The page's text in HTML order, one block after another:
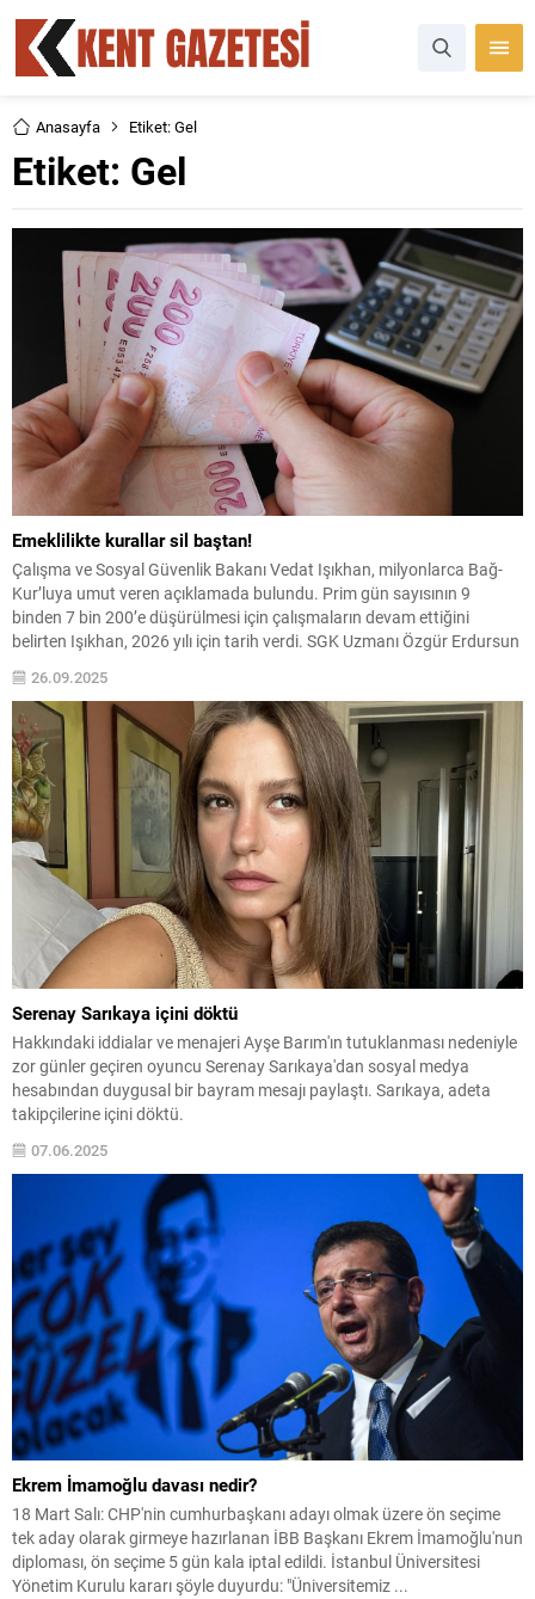
Anasayfa Etiket: Gel
Etiket: Gel
Emeklilikte kurallar sil baştan!
Çalışma ve Sosyal Güvenlik Bakanı Vedat Işıkhan, milyonlarca Bağ-
Kur’luya umut veren açıklamada bulundu. Prim gün sayısının 9
binden 7 bin 200’e düşürülmesi için çalışmaların devam ettiğini
belirten Işıkhan, 2026 yılı için tarih verdi. SGK Uzmanı Özgür Erdursun
26.09.2025
Serenay Sarıkaya içini döktü
Hakkındaki iddialar ve menajeri Ayşe Barım'ın tutuklanması nedeniyle
zor günler geçiren oyuncu Serenay Sarıkaya'dan sosyal medya
hesabından duygusal bir bayram mesajı paylaştı. Sarıkaya, adeta
takipçilerine içini döktü.
07.06.2025
Ekrem İmamoğlu davası nedir?
18 Mart Salı: CHP'nin cumhurbaşkanı adayı olmak üzere ön seçime
tek aday olarak girmeye hazırlanan İBB Başkanı Ekrem İmamoğlu'nun
diploması, ön seçime 5 gün kala iptal edildi. İstanbul Üniversitesi
Yönetim Kurulu kararı şöyle duyurdu: "Üniversitemiz ...